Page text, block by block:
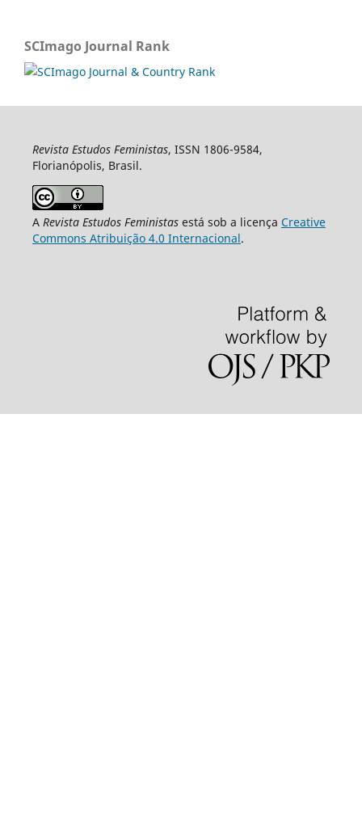
SCImago Journal Rank
Revista Estudos Feministas, ISSN 1806-9584,
Florianópolis, Brasil.
A Revista Estudos Feministasestá sob a licença Creative
Commons Atribuição 4.0 Internacional.